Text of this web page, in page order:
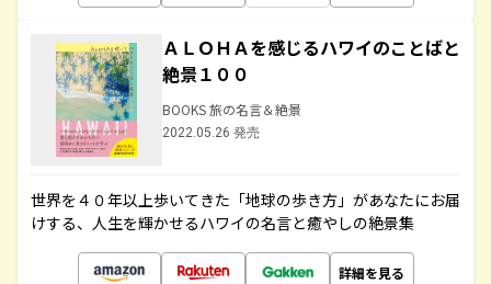
ＡＬＯＨＡを感じるハワイのことばと
絶景１００
BOOKS 旅の名言＆絶景
2022.05.26 発売
世界を４０年以上歩いてきた「地球の歩き方」があなたにお届
けする、人生を輝かせるハワイの名言と癒やしの絶景集
詳細を見る